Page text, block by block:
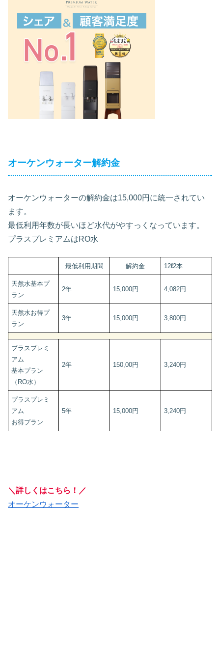
オーケンウォーター解約金
オーケンウォーターの解約金は15,000円に統一されてい
ます。
最低利用年数が長いほど水代がやすっくなっています。
プラスプレミアムはRO水
最低利用期間 解約金 12ℓ2本
天然水基本プ
ラン
2年 15,000円 4,082円
天然水お得プ
ラン
3年 15,000円 3,800円
プラスプレミ
アム
基本プラン
（RO水）
2年 150,00円 3,240円
プラスプレミ
アム
お得プラン
5年 15,000円 3,240円
＼詳しくはこちら！／
オーケンウォーター